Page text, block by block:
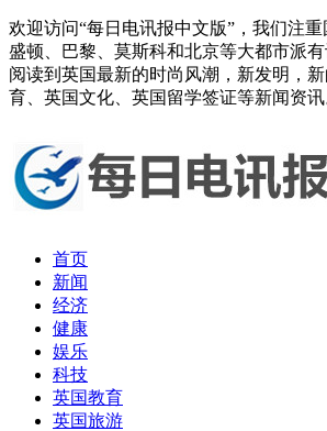
欢迎访问“每日电讯报中文版”，我们注
盛顿、巴黎、莫斯科和北京等大都市派
阅读到英国最新的时尚风潮，新发明，
育、英国文化、英国留学签证等新闻资讯
首页
新闻
经济
健康
娱乐
科技
英国教育
英国旅游